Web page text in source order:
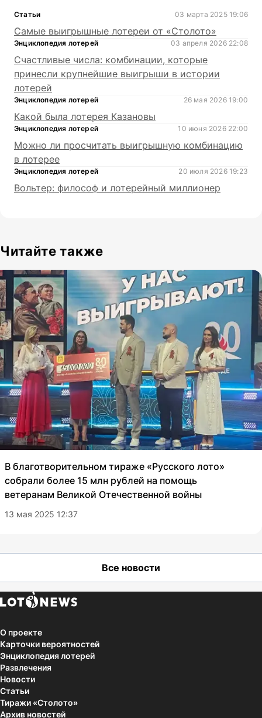
Статьи 03 марта 2025 19:06
Самые выигрышные лотереи от «Столото»
Энциклопедия лотерей 03 апреля 2026 22:08
Счастливые числа: комбинации, которые
принесли крупнейшие выигрыши в истории
лотерей
Энциклопедия лотерей 26 мая 2026 19:00
Какой была лотерея Казановы
Энциклопедия лотерей 10 июня 2026 22:00
Можно ли просчитать выигрышную комбинацию
в лотерее
Энциклопедия лотерей 20 июля 2026 19:23
Вольтер: философ и лотерейный миллионер
Читайте также
В благотворительном тираже «Русского лото»
собрали более 15 млн рублей на помощь
ветеранам Великой Отечественной войны
13 мая 2025 12:37
Все новости
О проекте
Карточки вероятностей
Энциклопедия лотерей
Развлечения
Новости
Статьи
Тиражи «Столото»
Архив новостей